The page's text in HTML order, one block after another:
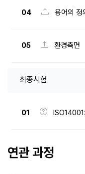
04 용어의 정
05 환경측면
최종시험
01
연관 과정